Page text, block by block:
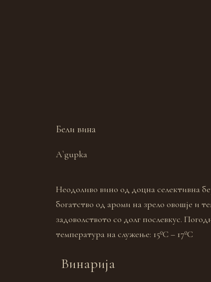
Бели вина
A`gupka
Неодоливо вино од доцна селективна
богатство oд ароми на зрело овошје и
задоволството со долг послевкус.
температура на служење: 15ºC – 17ºC
Винарија